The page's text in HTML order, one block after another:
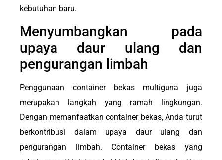
kebutuhan baru.
Menyumbangkan pada
upaya daur ulang dan
pengurangan limbah
Penggunaan container bekas multiguna juga
merupakan langkah yang ramah lingkungan.
Dengan memanfaatkan container bekas, Anda turut
berkontribusi dalam upaya daur ulang dan
pengurangan limbah. Container bekas yang